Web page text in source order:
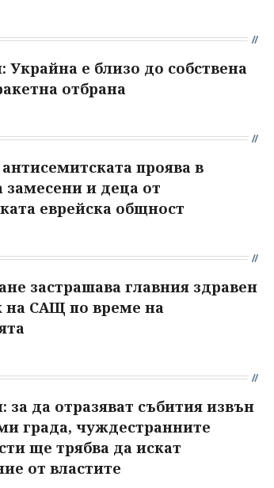
Украйна е близо до собствена
отбрана
проява в
замесени и деца от
еврейска общност
застрашава главния здравен
на САЩ по време на
за да отразяват събития извън
града, чуждестранните
ще трябва да искат
от властите